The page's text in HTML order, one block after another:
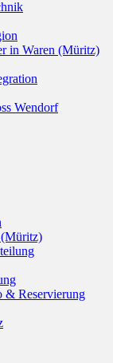
in Waren (Müritz)
Wendorf
(Müritz)
& Reservierung